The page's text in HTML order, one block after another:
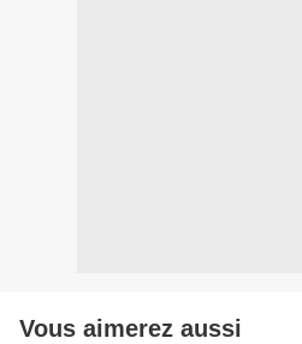
Vous aimerez aussi